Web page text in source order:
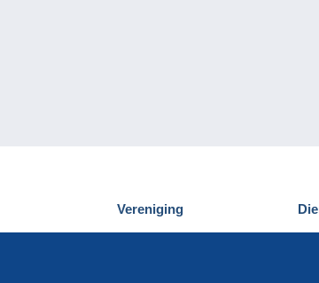
Vereniging
Wie zijn wij